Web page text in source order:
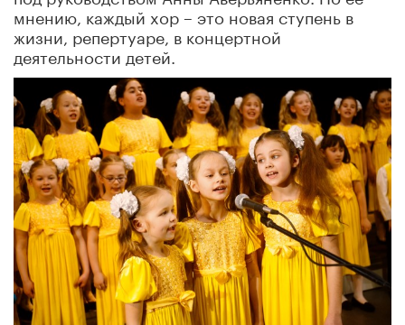
мнению, каждый хор – это новая ступень в
жизни, репертуаре, в концертной
деятельности детей.